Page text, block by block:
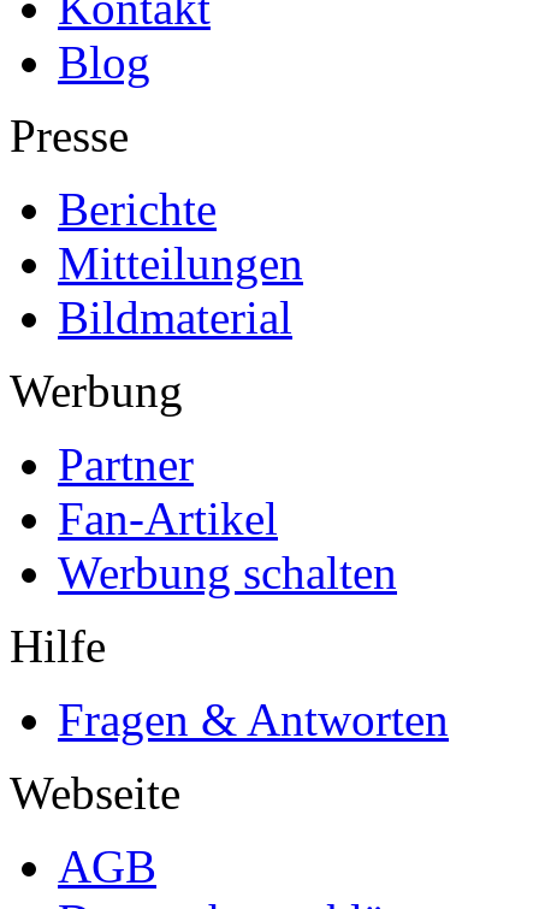
Blog
Presse
Berichte
Mitteilungen
Bildmaterial
Werbung
Partner
Fan-Artikel
Werbung schalten
Hilfe
Fragen & Antworten
Webseite
AGB